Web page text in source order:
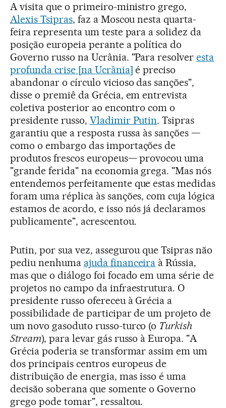
A visita que o primeiro-ministro grego,
Alexis Tsipras, faz a Moscou nesta quarta-
feira representa um teste para a solidez da
posição europeia perante a política do
Governo russo na Ucrânia. "Para resolveresta
profunda crise [na Ucrânia] é preciso
abandonar o círculo vicioso das sanções",
disse o premiê da Grécia, em entrevista
coletiva posterior ao encontro com o
presidente russo, Vladimir Putin. Tsipras
garantiu que a resposta russa às sanções —
como o embargo das importações de
produtos frescos europeus— provocou uma
"grande ferida" na economia grega. "Mas nós
entendemos perfeitamente que estas medidas
foram uma réplica às sanções, com cuja lógica
estamos de acordo, e isso nós já declaramos
publicamente", acrescentou.
Putin, por sua vez, assegurou que Tsipras não
pediu nenhuma ajuda financeira à Rússia,
mas que o diálogo foi focado em uma série de
projetos no campo da infraestrutura. O
presidente russo ofereceu à Grécia a
possibilidade de participar de um projeto de
um novo gasoduto russo-turco (o Turkish
Stream), para levar gás russo à Europa. "A
Grécia poderia se transformar assim em um
dos principais centros europeus de
distribuição de energia, mas isso é uma
decisão soberana que somente o Governo
grego pode tomar", ressaltou.